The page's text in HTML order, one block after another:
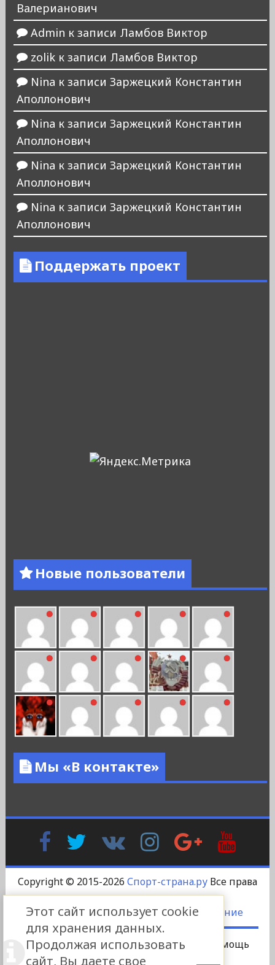
Валерианович
Admin к записи Ламбов Виктор
zolikк записи Ламбов Виктор
Nina к записи Заржецкий Константин
Аполлонович
Nina к записи Заржецкий Константин
Аполлонович
Nina к записи Заржецкий Константин
Аполлонович
Nina к записи Заржецкий Константин
Аполлонович
Поддержать проект
Новые пользователи
Мы «В контакте»
FacebookTwitter
Контакте
InstagramGoogle
Plus
Copyright © 2015-2026 Спорт-страна.руВсе права
защищены.
DS-DESIGN -Пользовательское соглашение
Сотрудничество Платный пост
Помощь
Реклама
Контакты
Этот сайт использует cookie
для хранения данных.
Продолжая использовать
сайт, Вы даете свое